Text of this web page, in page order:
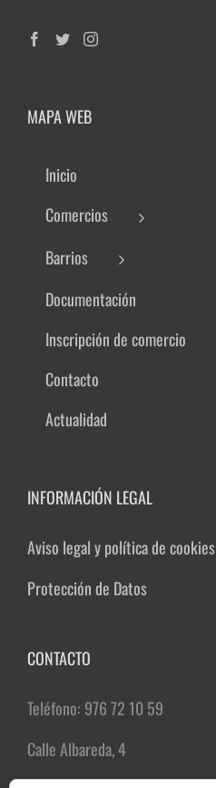
MAPA WEB
Inicio
Comercios
Barrios
Documentación
Inscripción de comercio
Contacto
Actualidad
INFORMACIÓN LEGAL
Aviso legal y política de cookies
Protección de Datos
CONTACTO
Teléfono: 976 72 10 59
Calle Albareda, 4